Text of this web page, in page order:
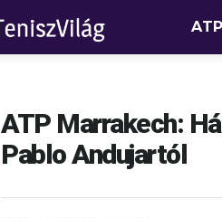
ATP Marrakech:
Pablo Andujartól